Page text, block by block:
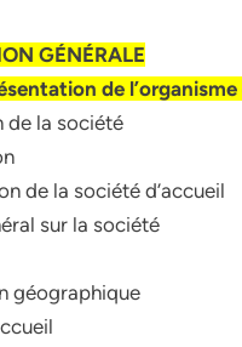
GÉNÉRALE
de l’organisme
de la société
de la société d’accueil
sur la société
géographique